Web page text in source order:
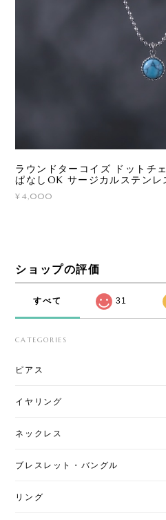
ラウンドターコイズ ドットチ
ぱなしOK サージカルステンレ
¥4,000
ショップの評価
すべて 31
CATEGORIES
ピアス
イヤリング
ネックレス
ブレスレット・バングル
リング